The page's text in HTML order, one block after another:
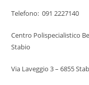
Telefono: 091 2227140
Centro Polispecialistico
Stabio
Via Laveggio 3 – 6855